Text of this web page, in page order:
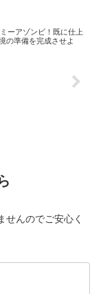
ーアゾンビ！既に仕上
の準備を完成させよ
せんのでご安心く